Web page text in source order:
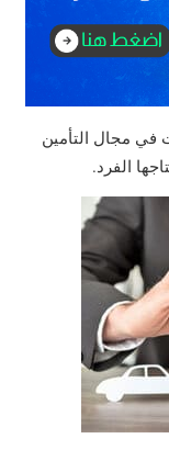
في مجال التأمين
الفرد.